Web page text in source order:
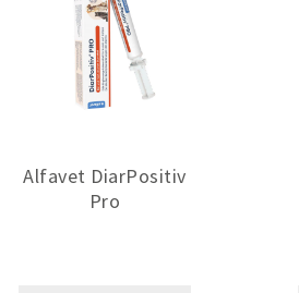
Alfavet DiarPositiv
Pro